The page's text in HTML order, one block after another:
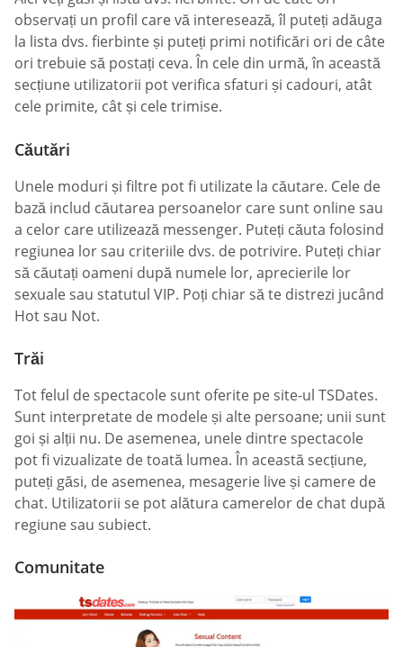
observați un profil care vă interesează, îl puteți adăuga
la lista dvs. fierbinte și puteți primi notificări ori de câte
ori trebuie să postați ceva. În cele din urmă, în această
secțiune utilizatorii pot verifica sfaturi și cadouri, atât
cele primite, cât și cele trimise.
Căutări
Unele moduri și filtre pot fi utilizate la căutare. Cele de
bază includ căutarea persoanelor care sunt online sau
a celor care utilizează messenger. Puteți căuta folosind
regiunea lor sau criteriile dvs. de potrivire. Puteți chiar
să căutați oameni după numele lor, aprecierile lor
sexuale sau statutul VIP. Poți chiar să te distrezi jucând
Hot sau Not.
Trăi
Tot felul de spectacole sunt oferite pe site-ul TSDates.
Sunt interpretate de modele și alte persoane; unii sunt
goi și alții nu. De asemenea, unele dintre spectacole
pot fi vizualizate de toată lumea. În această secțiune,
puteți găsi, de asemenea, mesagerie live și camere de
chat. Utilizatorii se pot alătura camerelor de chat după
regiune sau subiect.
Comunitate